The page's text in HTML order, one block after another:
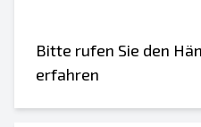
Bitte rufen Sie den
erfahren